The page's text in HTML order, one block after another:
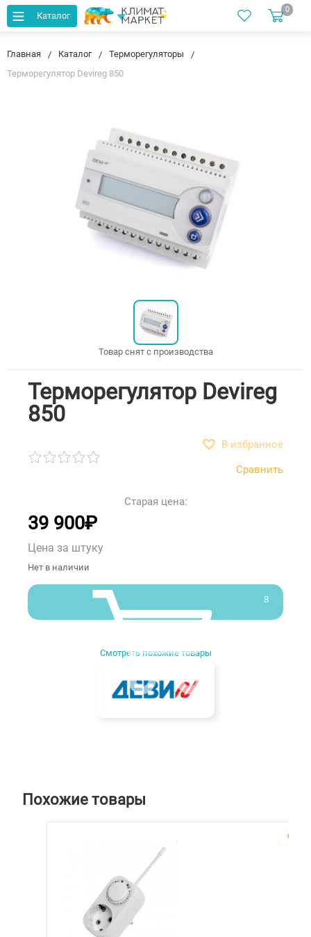
Каталог
0
Главная Каталог
Терморегуляторы
Терморегулятор Devireg 850
Товар снят с производства
Терморегулятор Devireg
850
В избранное
Сравнить
Старая цена:
39 900₽
Цена за штуку
Нет в наличии
В
Смотреть похожие товары
Похожие товары